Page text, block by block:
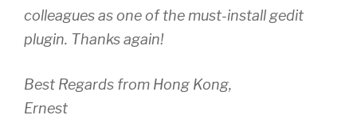
colleagues as one of the must-install gedit
plugin. Thanks again!
Best Regards from Hong Kong,
Ernest